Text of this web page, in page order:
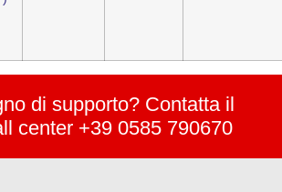
di supporto? Contatta il
center +39 0585 790670